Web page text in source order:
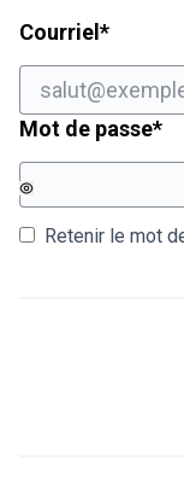
Courriel *Champ
Mot de passe*
Retenir le mot